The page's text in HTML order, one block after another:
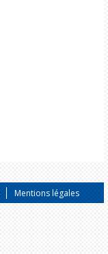
Mentions légales